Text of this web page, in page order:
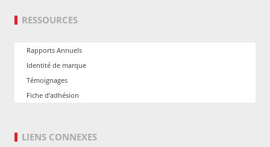
RESSOURCES
Rapports Annuels
Identité de marque
Témoignages
Fiche d’adhésion
LIENS CONNEXES